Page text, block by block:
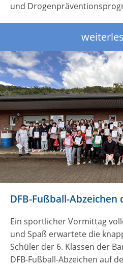
und
DFB-Fußball-Abzeichen
Ein sportlicher Vormittag
und Spaß erwartete die
Schüler der 6. Klassen der
DFB-Fußball-Abzeichen auf